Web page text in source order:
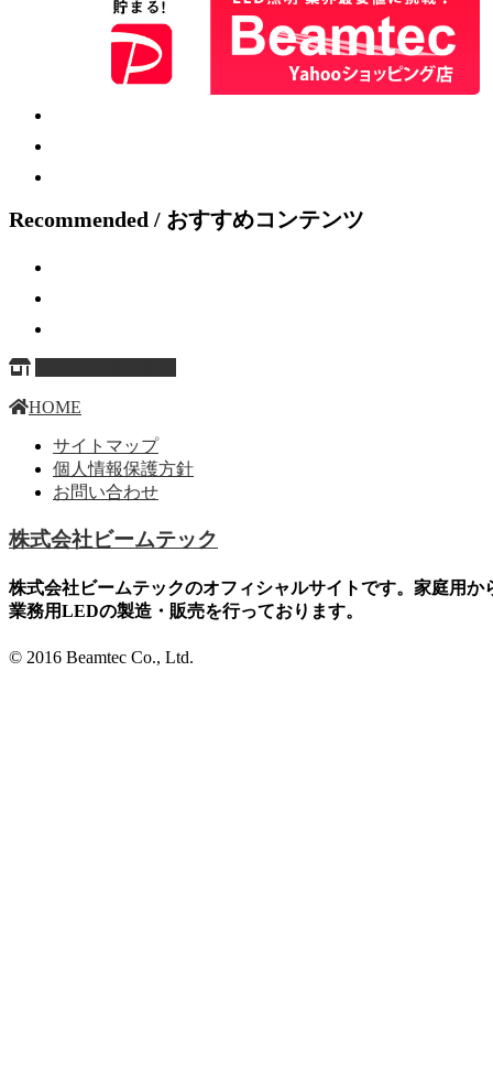
Recommended / おすすめコンテンツ
HOME
サイトマップ
個人情報保護方針
お問い合わせ
株式会社ビームテック
株式会社ビームテックのオフィシャルサイトです。家庭用か
業務用LEDの製造・販売を行っております。
© 2016 Beamtec Co., Ltd.